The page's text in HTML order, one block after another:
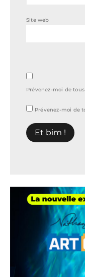
Site web
Prévenez-moi de
Prévenez-moi de